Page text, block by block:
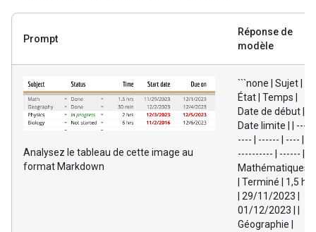
Prompt
Réponse de
modèle
Analysez le tableau de cette image au
format Markdown
```none | Sujet |
État | Temps |
Date de début |
Date limite | | ---
---- | ------ | ---- |
---------- | ------ | |
Mathématiques
| Terminé | 1,5 h
| 29/11/2023 |
01/12/2023 | |
Géographie |